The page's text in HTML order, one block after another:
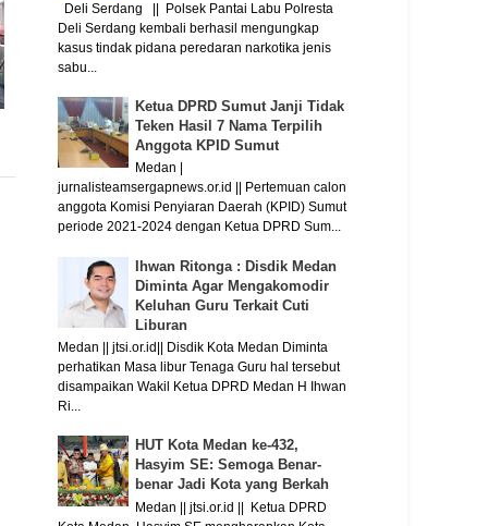
Deli Serdang || Polsek Pantai Labu Polresta
Deli Serdang kembali berhasil mengungkap
kasus tindak pidana peredaran narkotika jenis
sabu...
Ketua DPRD Sumut Janji Tidak
Teken Hasil 7 Nama Terpilih
Anggota KPID Sumut
Medan |
jurnalisteamsergapnews.or.id || Pertemuan calon
anggota Komisi Penyiaran Daerah (KPID) Sumut
periode 2021-2024 dengan Ketua DPRD Sum...
Ihwan Ritonga : Disdik Medan
Diminta Agar Mengakomodir
Keluhan Guru Terkait Cuti
Liburan
Medan || jtsi.or.id|| Disdik Kota Medan Diminta
perhatikan Masa libur Tenaga Guru hal tersebut
disampaikan Wakil Ketua DPRD Medan H Ihwan
Ri...
HUT Kota Medan ke-432,
Hasyim SE: Semoga Benar-
benar Jadi Kota yang Berkah
Medan || jtsi.or.id || Ketua DPRD